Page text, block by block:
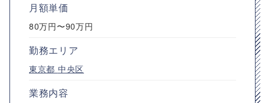
月額単価
80万円〜90万円
勤務エリア
東京都 中央区
業務内容